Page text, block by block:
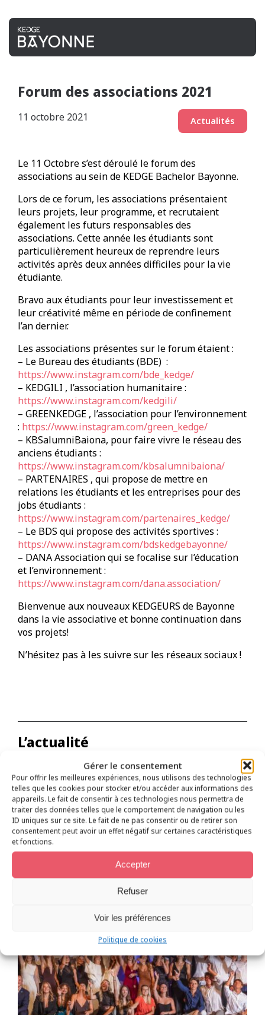
Gérer le consentement
Pour offrir les meilleures expériences, nous utilisons des technologies
telles que les cookies pour stocker et/ou accéder aux informations des
appareils. Le fait de consentir à ces technologies nous permettra de
traiter des données telles que le comportement de navigation ou les
ID uniques sur ce site. Le fait de ne pas consentir ou de retirer son
consentement peut avoir un effet négatif sur certaines caractéristiques
et fonctions.
Accepter
Refuser
Voir les préférences
Politique de cookies
Forum des associations 2021
11 octobre 2021 Actualités
Le 11 Octobre s’est déroulé le forum des
associations au sein de KEDGE Bachelor Bayonne.
Lors de ce forum, les associations présentaient
leurs projets, leur programme, et recrutaient
également les futurs responsables des
associations. Cette année les étudiants sont
particulièrement heureux de reprendre leurs
activités après deux années difficiles pour la vie
étudiante.
Bravo aux étudiants pour leur investissement et
leur créativité même en période de confinement
l’an dernier.
Les associations présentes sur le forum étaient :
– Le Bureau des étudiants (BDE) :
https://www.instagram.com/bde_kedge/
– KEDGILI , l’association humanitaire :
https://www.instagram.com/kedgili/
– GREENKEDGE , l’association pour l’environnement
: https://www.instagram.com/green_kedge/
– KBSalumniBaiona, pour faire vivre le réseau des
anciens étudiants :
https://www.instagram.com/kbsalumnibaiona/
– PARTENAIRES , qui propose de mettre en
relations les étudiants et les entreprises pour des
jobs étudiants :
https://www.instagram.com/partenaires_kedge/
– Le BDS qui propose des activités sportives :
https://www.instagram.com/bdskedgebayonne/
– DANA Association qui se focalise sur l’éducation
et l’environnement :
https://www.instagram.com/dana.association/
Bienvenue aux nouveaux KEDGEURS de Bayonne
dans la vie associative et bonne continuation dans
vos projets!
N’hésitez pas à les suivre sur les réseaux sociaux !
L’actualité
Bayonne
Toute l’actualité